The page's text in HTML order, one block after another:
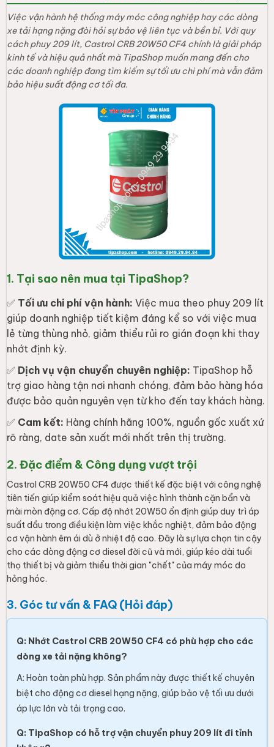
Việc vận hành hệ thống máy móc công nghiệp hay các dòng
xe tải hạng nặng đòi hỏi sự bảo vệ liên tục và bền bỉ. Với quy
cách phuy 209 lít, Castrol CRB 20W50 CF4 chính là giải pháp
kinh tế và hiệu quả nhất mà TipaShop muốn mang đến cho
các doanh nghiệp đang tìm kiếm sự tối ưu chi phí mà vẫn đảm
bảo hiệu suất động cơ tối đa.
1. Tại sao nên mua tại TipaShop?
✅ Tối ưu chi phí vận hành: Việc mua theo phuy 209 lít
giúp doanh nghiệp tiết kiệm đáng kể so với việc mua
lẻ từng thùng nhỏ, giảm thiểu rủi ro gián đoạn khi thay
nhớt định kỳ.
✅ Dịch vụ vận chuyển chuyên nghiệp: TipaShop hỗ
trợ giao hàng tận nơi nhanh chóng, đảm bảo hàng hóa
được bảo quản nguyên vẹn từ kho đến tay khách hàng.
✅ Cam kết: Hàng chính hãng 100%, nguồn gốc xuất xứ
rõ ràng, date sản xuất mới nhất trên thị trường.
2. Đặc điểm & Công dụng vượt trội
Castrol CRB 20W50 CF4 được thiết kế đặc biệt với công nghệ
tiên tiến giúp kiểm soát hiệu quả việc hình thành cặn bẩn và
mài mòn động cơ. Cấp độ nhớt 20W50 ổn định giúp duy trì áp
suất dầu trong điều kiện làm việc khắc nghiệt, đảm bảo động
cơ vận hành êm ái dù ở nhiệt độ cao. Đây là sự lựa chọn tin cậy
cho các dòng động cơ diesel đời cũ và mới, giúp kéo dài tuổi
thọ thiết bị và giảm thiểu thời gian "chết" của máy móc do
hỏng hóc.
3. Góc tư vấn & FAQ (Hỏi đáp)
Q: Nhớt Castrol CRB 20W50 CF4 có phù hợp cho các
dòng xe tải nặng không?
A: Hoàn toàn phù hợp. Sản phẩm này được thiết kế chuyên
biệt cho động cơ diesel hạng nặng, giúp bảo vệ tối ưu dưới
áp lực lớn và tải trọng cao.
Q: TipaShop có hỗ trợ vận chuyển phuy 209 lít đi tỉnh